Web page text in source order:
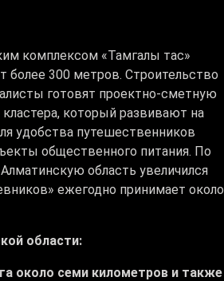
комплексом «Тамгалы тас»
более 300 метров. Строительство
готовят проектно-сметную
который развивают на
удобства путешественников
общественного питания. По
область увеличился
ежегодно принимает около
области:
около семи километров и также